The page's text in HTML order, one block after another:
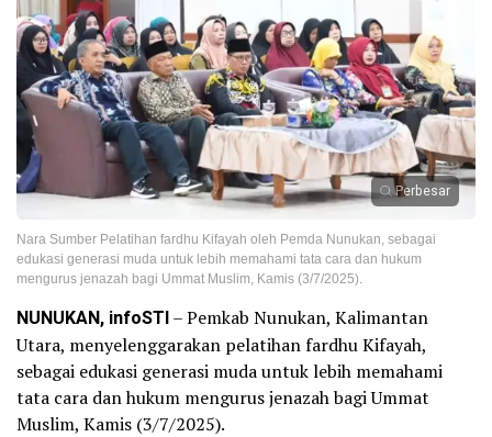
Perbesar
Nara Sumber Pelatihan fardhu Kifayah oleh Pemda Nunukan, sebagai
edukasi generasi muda untuk lebih memahami tata cara dan hukum
mengurus jenazah bagi Ummat Muslim, Kamis (3/7/2025).
NUNUKAN, infoSTI– Pemkab Nunukan, Kalimantan
Utara, menyelenggarakan pelatihan fardhu Kifayah,
sebagai edukasi generasi muda untuk lebih memahami
tata cara dan hukum mengurus jenazah bagi Ummat
Muslim, Kamis (3/7/2025).